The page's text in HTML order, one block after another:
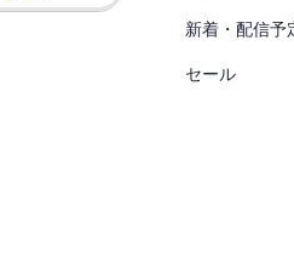
新着・配信予
セール